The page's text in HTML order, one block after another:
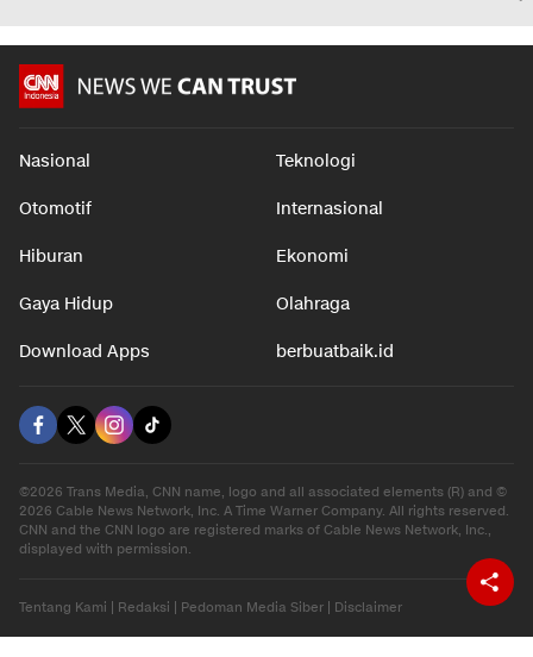
Nasional Teknologi
Otomotif Internasional
Hiburan Ekonomi
Gaya Hidup Olahraga
Download Apps berbuatbaik.id
©2026 Trans Media, CNN name, logo and all associated elements (R) and ©
2026 Cable News Network, Inc. A Time Warner Company. All rights reserved.
CNN and the CNN logo are registered marks of Cable News Network, Inc.,
displayed with permission.
Tentang Kami Redaksi Pedoman Media Siber Disclaimer